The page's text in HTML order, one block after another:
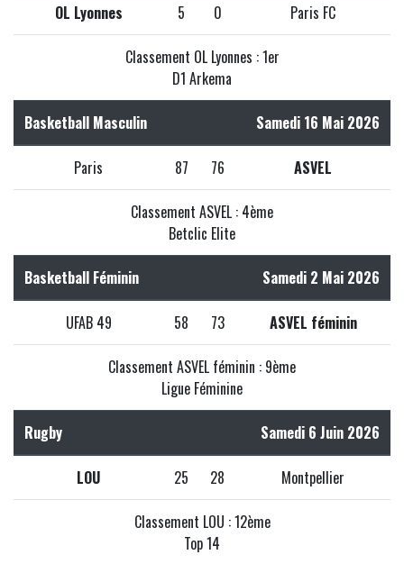
OL Lyonnes 5 0 Paris FC
Classement OL Lyonnes : 1er
D1 Arkema
Basketball Masculin Samedi 16 Mai 2026
Paris 87 76 ASVEL
Classement ASVEL : 4ème
Betclic Elite
Basketball Féminin Samedi 2 Mai 2026
UFAB 49 58 73 ASVEL féminin
Classement ASVEL féminin : 9ème
Ligue Féminine
Rugby Samedi 6 Juin 2026
LOU 25 28 Montpellier
Classement LOU : 12ème
Top 14